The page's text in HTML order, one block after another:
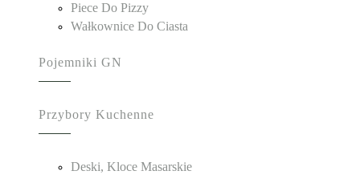
Piece Do Pizzy
Wałkownice Do Ciasta
Pojemniki GN
Przybory Kuchenne
Deski, Kloce Masarskie